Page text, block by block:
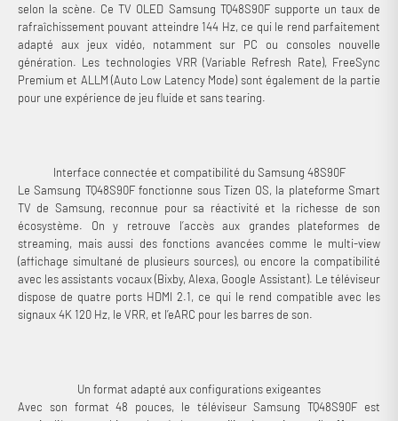
selon la scène. Ce TV OLED Samsung TQ48S90F supporte un taux de
rafraîchissement pouvant atteindre 144 Hz, ce qui le rend parfaitement
adapté aux jeux vidéo, notamment sur PC ou consoles nouvelle
génération. Les technologies VRR (Variable Refresh Rate), FreeSync
Premium et ALLM (Auto Low Latency Mode) sont également de la partie
pour une expérience de jeu fluide et sans tearing.
Interface connectée et compatibilité du Samsung 48S90F
Le Samsung TQ48S90F fonctionne sous Tizen OS, la plateforme Smart
TV de Samsung, reconnue pour sa réactivité et la richesse de son
écosystème. On y retrouve l’accès aux grandes plateformes de
streaming, mais aussi des fonctions avancées comme le multi-view
(affichage simultané de plusieurs sources), ou encore la compatibilité
avec les assistants vocaux (Bixby, Alexa, Google Assistant). Le téléviseur
dispose de quatre ports HDMI 2.1, ce qui le rend compatible avec les
signaux 4K 120 Hz, le VRR, et l’eARC pour les barres de son.
Un format adapté aux configurations exigeantes
Avec son format 48 pouces, le téléviseur Samsung TQ48S90F est